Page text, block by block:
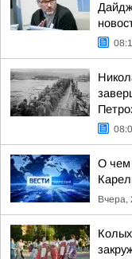
О чем
Вчера,